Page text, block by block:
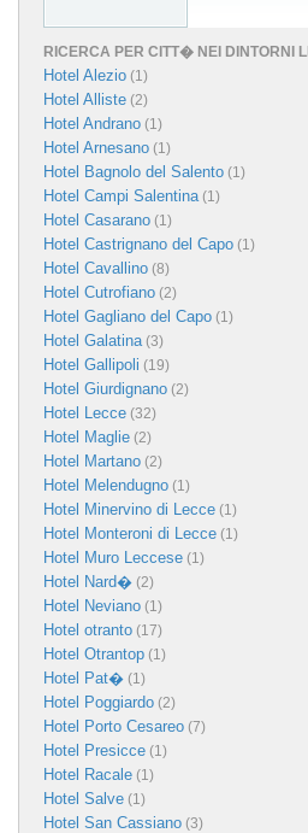
RICERCA PER CITT� NEI DINTORNI
Hotel Alezio (1)
Hotel Alliste (2)
Hotel Andrano (1)
Hotel Arnesano (1)
Hotel Bagnolo del Salento (1)
Hotel Campi Salentina(1)
Hotel Casarano (1)
Hotel Castrignano del Capo (1)
Hotel Cavallino (8)
Hotel Cutrofiano (2)
Hotel Gagliano del Capo (1)
Hotel Galatina(3)
Hotel Gallipoli (19)
Hotel Giurdignano (2)
Hotel Lecce (32)
Hotel Maglie (2)
Hotel Martano (2)
Hotel Melendugno (1)
Hotel Minervino di Lecce (1)
Hotel Monteroni di Lecce (1)
Hotel Muro Leccese (1)
Hotel Nard� (2)
Hotel Neviano (1)
Hotel otranto (17)
Hotel Otrantop (1)
Hotel Pat� (1)
Hotel Poggiardo (2)
Hotel Porto Cesareo (7)
Hotel Presicce (1)
Hotel Racale (1)
Hotel Salve (1)
Hotel San Cassiano (3)